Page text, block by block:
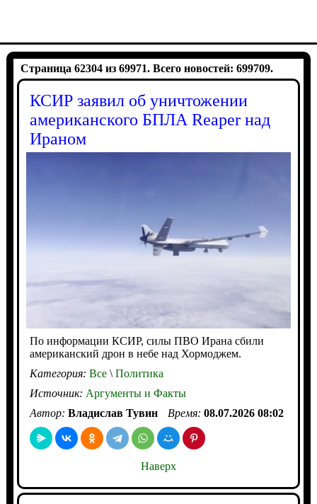
Страница 62304 из 69971. Всего новостей: 699709.
КСИР заявил об уничтожении
американского БПЛА Reaper над
Ираном
По информации КСИР, силы ПВО Ирана сбили
американский дрон в небе над Хормоджем.
Категория: Все\Политика
Источник: Аргументы и Факты
Автор: Владислав Тувин Время: 08.07.2026 08:02
Наверх